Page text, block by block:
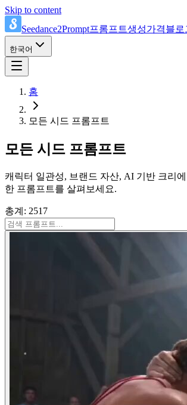
Skip to content
Seedance2Prompt프롬프트생성가격블로
한국어
홈
모든 시드 프롬프트
모든 시드 프롬프트
캐릭터 일관성, 브랜드 자산, AI 기반 크리
한 프롬프트를 살펴보세요.
총계: 2517